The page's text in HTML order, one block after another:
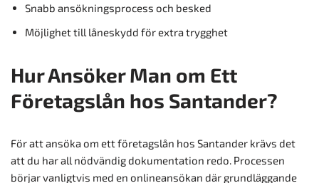
Snabb ansökningsprocess och besked
Möjlighet till låneskydd för extra trygghet
Hur Ansöker Man om Ett
Företagslån hos Santander?
För att ansöka om ett företagslån hos Santander krävs det
att du har all nödvändig dokumentation redo. Processen
börjar vanligtvis med en onlineansökan där grundläggande